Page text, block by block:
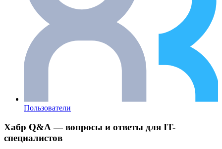
Пользователи
Хабр Q&A — вопросы и ответы для IT-
специалистов